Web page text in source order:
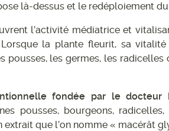
là-dessus et le redéploiement
l’activité médiatrice et
Lorsque la plante fleurit, sa
pousses, les germes, les
fondée par le docteur
pousses, bourgeons,
que l’on nomme « macérât